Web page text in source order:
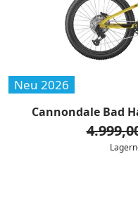
Neu 2026
Cannondale Bad